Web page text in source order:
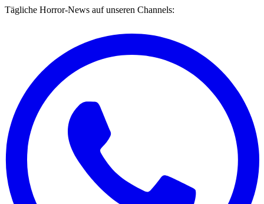
Tägliche Horror-News auf unseren Channels: